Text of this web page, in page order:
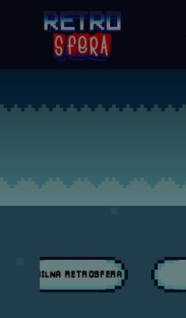
MOBILNA RETROSFERA